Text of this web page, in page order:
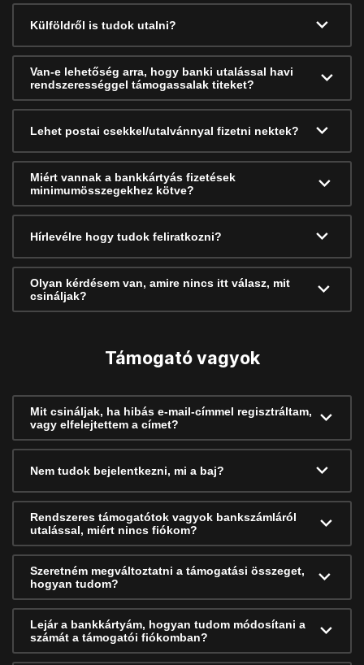
Külföldről is tudok utalni?
Van-e lehetőség arra, hogy banki utalással havi
rendszerességgel támogassalak titeket?
Lehet postai csekkel/utalvánnyal fizetni nektek?
Miért vannak a bankkártyás fizetések
minimumösszegekhez kötve?
Hírlevélre hogy tudok feliratkozni?
Olyan kérdésem van, amire nincs itt válasz, mit
csináljak?
Támogató vagyok
Mit csináljak, ha hibás e-mail-címmel regisztráltam,
vagy elfelejtettem a címet?
Nem tudok bejelentkezni, mi a baj?
Rendszeres támogatótok vagyok bankszámláról
utalással, miért nincs fiókom?
Szeretném megváltoztatni a támogatási összeget,
hogyan tudom?
Lejár a bankkártyám, hogyan tudom módosítani a
számát a támogatói fiókomban?